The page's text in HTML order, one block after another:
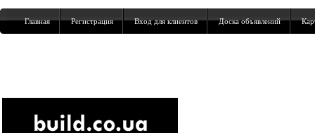
Главная Регистрация Вход для клиентов Доска объявлений